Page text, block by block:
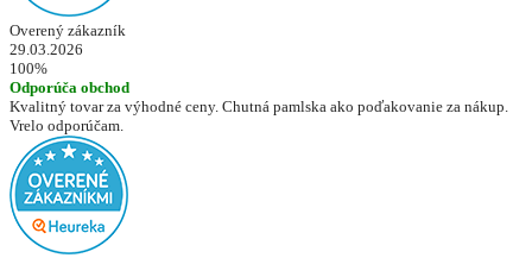
Overený zákazník
29.03.2026
100%
Odporúča obchod
Kvalitný tovar za výhodné ceny. Chutná pamlska ako poďakovanie za nákup.
Vrelo odporúčam.